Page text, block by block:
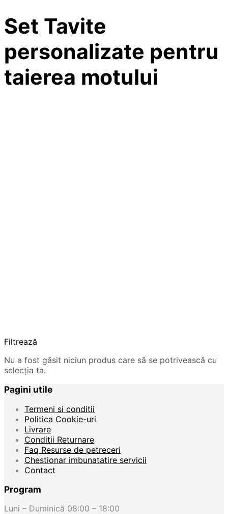
Set Tavite
personalizate pentru
taierea motului
Filtrează
Nu a fost găsit niciun produs care să se potrivească cu
selecția ta.
Pagini utile
Termeni si conditii
Politica Cookie-uri
Livrare
Conditii Returnare
Faq Resurse de petreceri
Chestionar imbunatatire servicii
Contact
Program
Luni – Duminică 08:00 – 18:00